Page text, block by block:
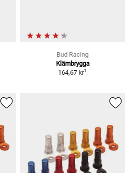
Bud Racing
Klämbrygga
164,67 kr1